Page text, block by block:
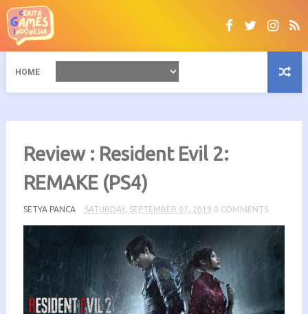
HOME
Review : Resident Evil 2:
REMAKE (PS4)
SETYA PANCA SATURDAY, SEPTEMBER 07, 2019 0 COMMENTS